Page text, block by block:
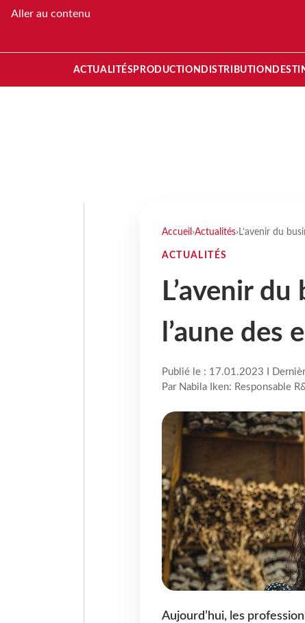
Aller au contenu
ACTUALITÉS PRODUCTION DISTRIBUTION
Accueil ›Actualités› L’avenir du
ACTUALITÉS
L’avenir
l’aune des
Publié le : 17.01.2023 I
Par Nabila Iken: Responsable
Aujourd’hui, les